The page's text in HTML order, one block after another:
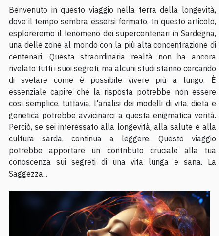
Benvenuto in questo viaggio nella terra della longevità,
dove il tempo sembra essersi fermato. In questo articolo,
esploreremo il fenomeno dei supercentenari in Sardegna,
una delle zone al mondo con la più alta concentrazione di
centenari. Questa straordinaria realtà non ha ancora
rivelato tutti i suoi segreti, ma alcuni studi stanno cercando
di svelare come è possibile vivere più a lungo. È
essenziale capire che la risposta potrebbe non essere
così semplice, tuttavia, l'analisi dei modelli di vita, dieta e
genetica potrebbe avvicinarci a questa enigmatica verità.
Perciò, se sei interessato alla longevità, alla salute e alla
cultura sarda, continua a leggere. Questo viaggio
potrebbe apportare un contributo cruciale alla tua
conoscenza sui segreti di una vita lunga e sana. La
Saggezza...